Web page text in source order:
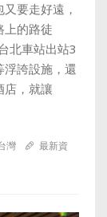
要走好遠，
上的路徒
北車站出站3
誇設施，還
店，就讓
灣
最新資